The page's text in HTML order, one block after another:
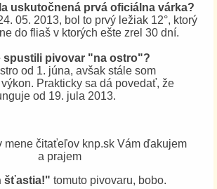
uskutočnená prvá oficiálna várka?
05. 2013, bol to prvý ležiak 12°, ktorý
do fliaš v ktorých ešte zrel 30 dní.
spustili pivovar "na ostro"?
od 1. júna, avšak stále som
Prakticky sa dá povedať, že
od 19. jula 2013.
mene čitaťeľov knp.sk Vám ďakujem
a prajem
šťastia!" tomuto pivovaru, bobo.